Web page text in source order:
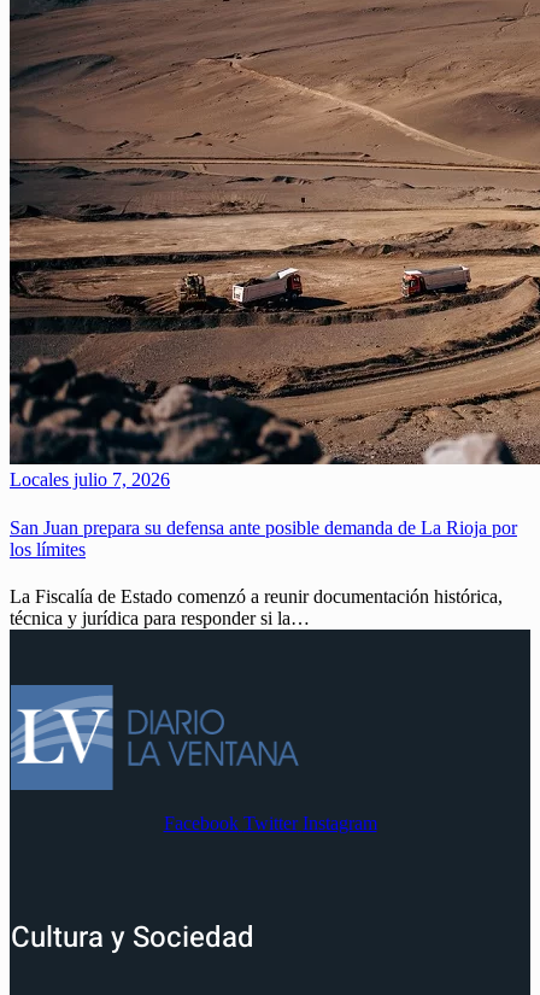
Locales julio 7, 2026
San Juan prepara su defensa ante posible demanda de La Rioja por
los límites
La Fiscalía de Estado comenzó a reunir documentación histórica,
técnica y jurídica para responder si la…
Facebook Twitter Instagram
Cultura y Sociedad